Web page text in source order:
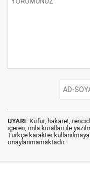
UYARI: Küfür, hakaret,
içeren, imla kuralları ile
Türkçe karakter
onaylanmamaktadır.